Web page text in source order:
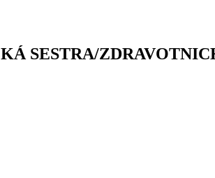
SESTRA/